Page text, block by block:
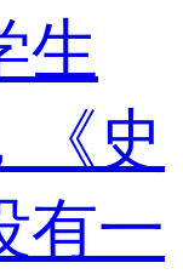
生
《史
有一